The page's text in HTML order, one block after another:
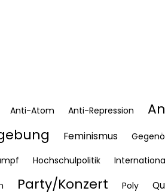
Anti-Atom Anti-Repression
Feminismus
Hochschulpolitik
Party/Konzert Poly